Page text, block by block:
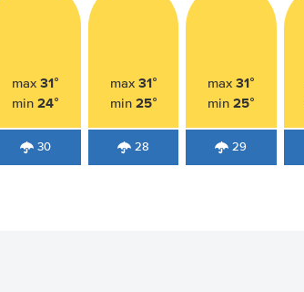
max31°
min24°
30
max 31°
min 25°
28
max 31°
min 25°
29